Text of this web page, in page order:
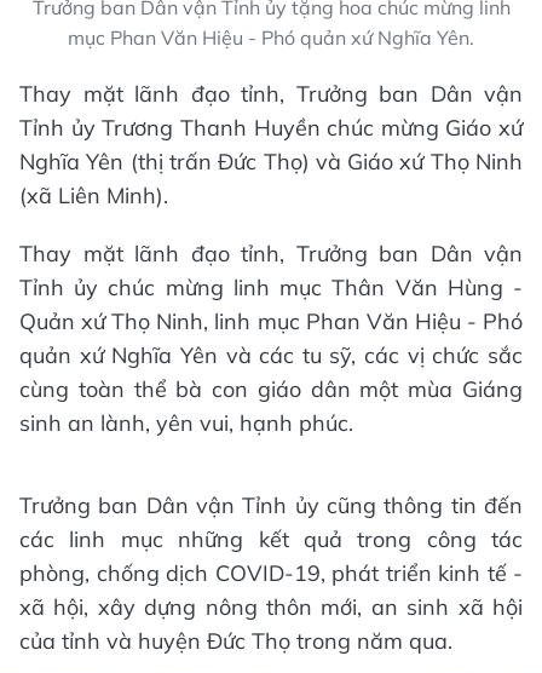
Trưởng ban Dân vận Tỉnh ủy tặng hoa chúc mừng linh
mục Phan Văn Hiệu - Phó quản xứ Nghĩa Yên.
Thay mặt lãnh đạo tỉnh, Trưởng ban Dân vận
Tỉnh ủy Trương Thanh Huyền chúc mừng Giáo xứ
Nghĩa Yên (thị trấn Đức Thọ) và Giáo xứ Thọ Ninh
(xã Liên Minh).
Thay mặt lãnh đạo tỉnh, Trưởng ban Dân vận
Tỉnh ủy chúc mừng linh mục Thân Văn Hùng -
Quản xứ Thọ Ninh, linh mục Phan Văn Hiệu - Phó
quản xứ Nghĩa Yên và các tu sỹ, các vị chức sắc
cùng toàn thể bà con giáo dân một mùa Giáng
sinh an lành, yên vui, hạnh phúc.
Trưởng ban Dân vận Tỉnh ủy cũng thông tin đến
các linh mục những kết quả trong công tác
phòng, chống dịch COVID-19, phát triển kinh tế -
xã hội, xây dựng nông thôn mới, an sinh xã hội
của tỉnh và huyện Đức Thọ trong năm qua.